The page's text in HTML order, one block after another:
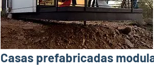
Casas prefabricadas